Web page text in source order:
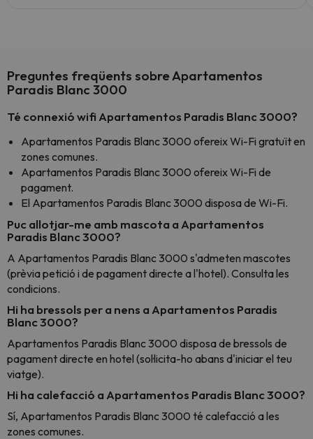
Preguntes freqüents sobre Apartamentos
Paradis Blanc 3000
Té connexió wifi Apartamentos Paradis Blanc 3000?
Apartamentos Paradis Blanc 3000 ofereix Wi-Fi gratuït en
zones comunes.
Apartamentos Paradis Blanc 3000 ofereix Wi-Fi de
pagament.
El Apartamentos Paradis Blanc 3000 disposa de Wi-Fi.
Puc allotjar-me amb mascota a Apartamentos
Paradis Blanc 3000?
A Apartamentos Paradis Blanc 3000 s'admeten mascotes
(prèvia petició i de pagament directe a l'hotel). Consulta les
condicions.
Hi ha bressols per a nens a Apartamentos Paradis
Blanc 3000?
Apartamentos Paradis Blanc 3000 disposa de bressols de
pagament directe en hotel (sol·licita-ho abans d'iniciar el teu
viatge).
Hi ha calefacció a Apartamentos Paradis Blanc 3000?
Sí, Apartamentos Paradis Blanc 3000 té calefacció a les
zones comunes.